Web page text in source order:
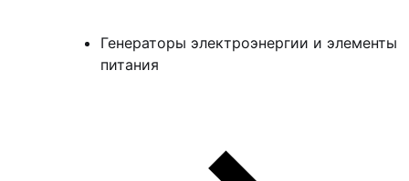
Генераторы электроэнергии и элементы
питания